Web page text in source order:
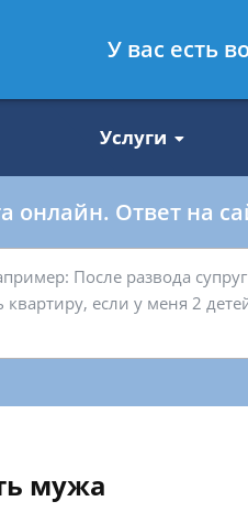
8 812 509-27-47
Услуги
онлайн. Ответ на
мужа
У вас есть